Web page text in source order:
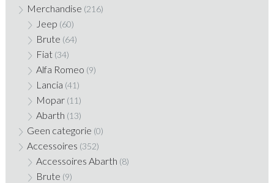
Merchandise (216)
Jeep (60)
Brute (64)
Fiat (34)
Alfa Romeo (9)
Lancia (41)
Mopar (11)
Abarth (13)
Geen categorie (0)
Accessoires (352)
Accessoires Abarth (8)
Brute (9)